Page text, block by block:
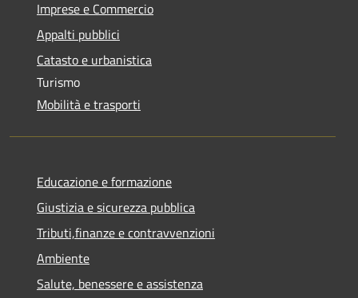
Imprese e Commercio
Appalti pubblici
Catasto e urbanistica
Turismo
Mobilità e trasporti
Educazione e formazione
Giustizia e sicurezza pubblica
Tributi,finanze e contravvenzioni
Ambiente
Salute, benessere e assistenza